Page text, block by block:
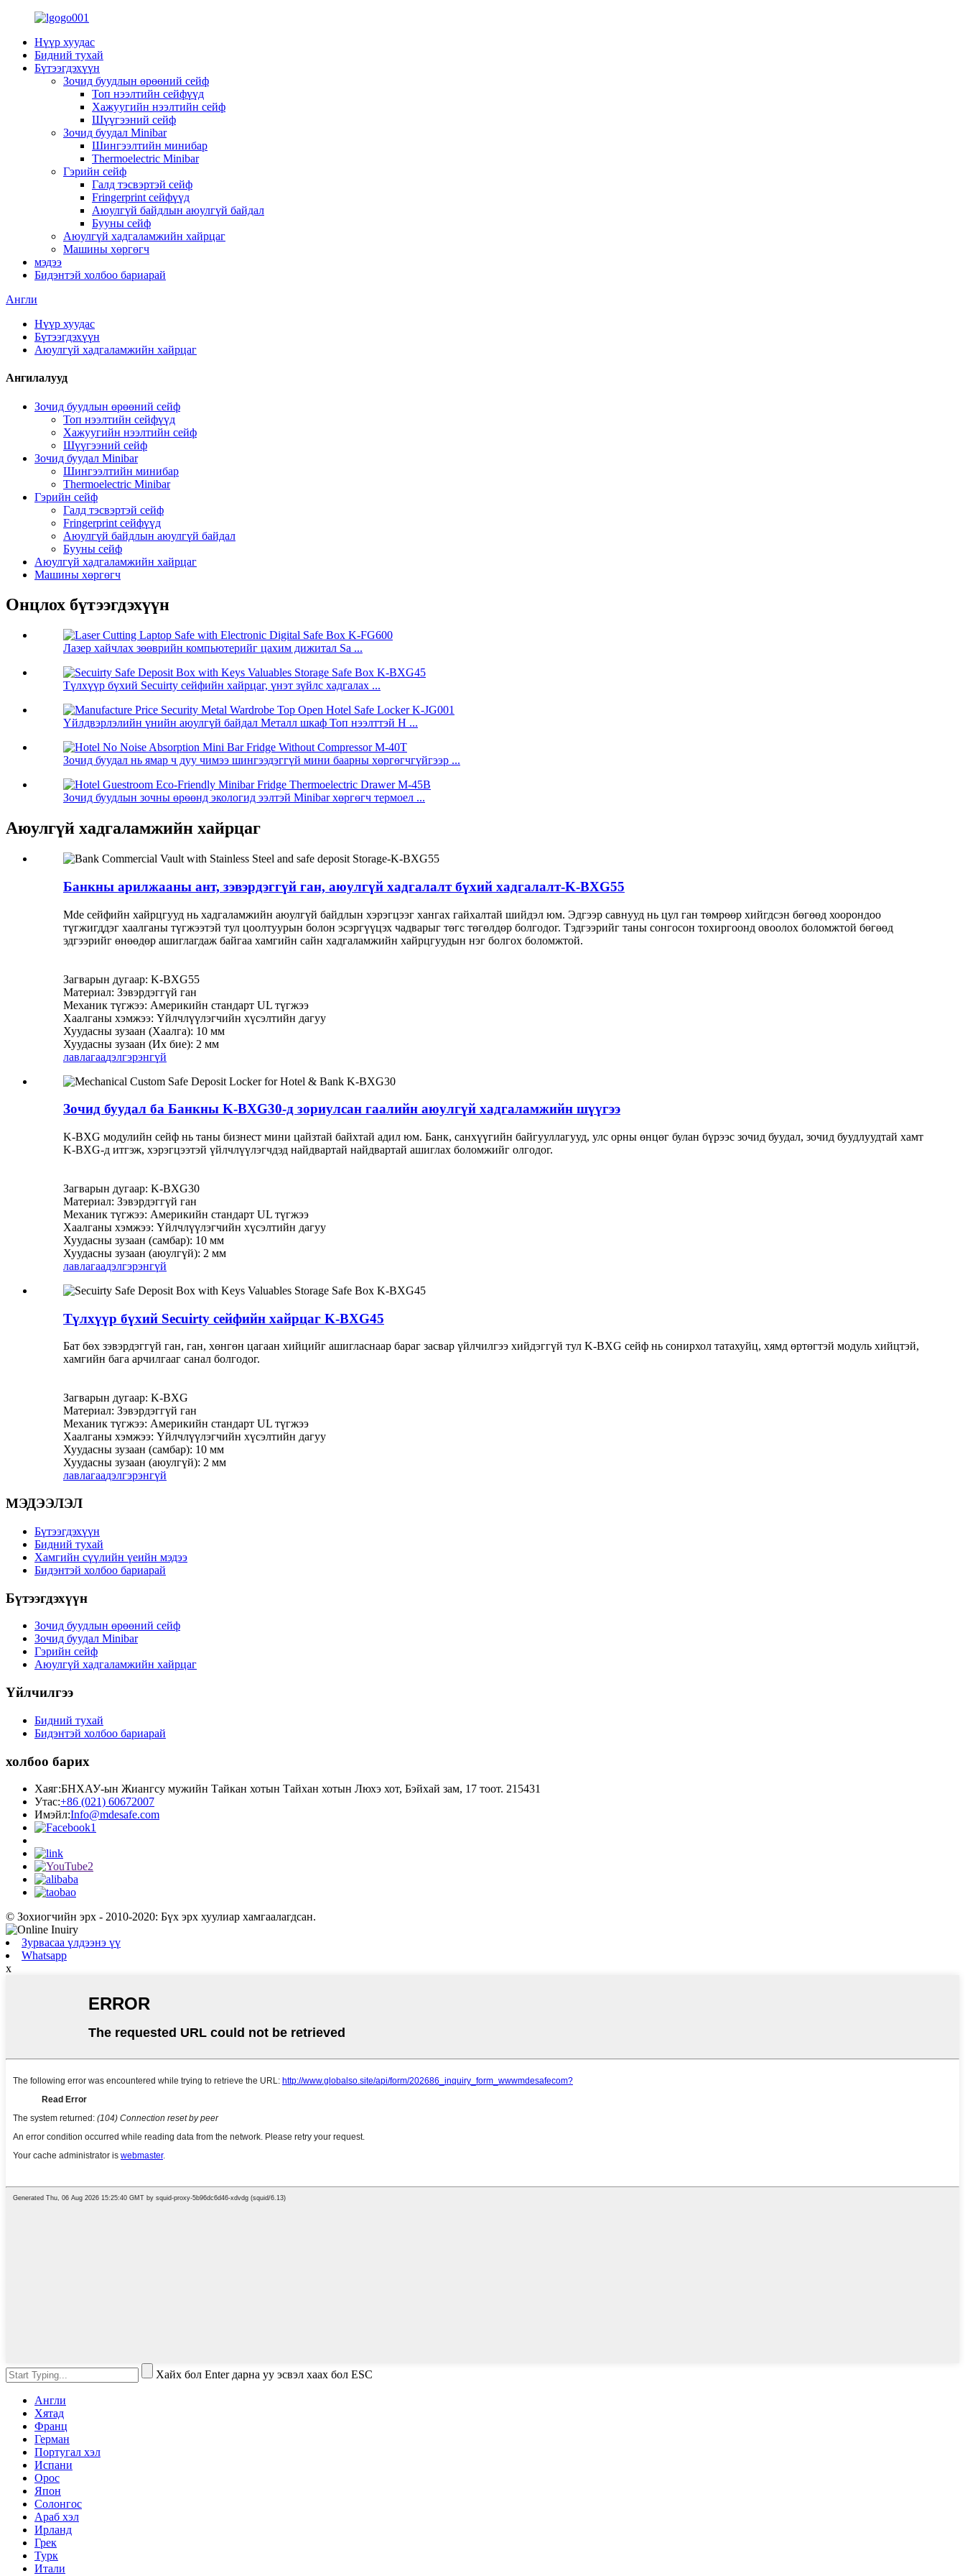
Нүүр хуудас
Бидний тухай
Бүтээгдэхүүн
Зочид буудлын өрөөний сейф
Топ нээлтийн сейфүүд
Хажуугийн нээлтийн сейф
Шүүгээний сейф
Зочид буудал Minibar
Шингээлтийн минибар
Thermoelectric Minibar
Гэрийн сейф
Галд тэсвэртэй сейф
Fringerprint сейфүүд
Аюулгүй байдлын аюулгүй байдал
Бууны сейф
Аюулгүй хадгаламжийн хайрцаг
Машины хөргөгч
мэдээ
Бидэнтэй холбоо бариарай
Англи
Нүүр хуудас
Бүтээгдэхүүн
Аюулгүй хадгаламжийн хайрцаг
Ангилалууд
Зочид буудлын өрөөний сейф
Топ нээлтийн сейфүүд
Хажуугийн нээлтийн сейф
Шүүгээний сейф
Зочид буудал Minibar
Шингээлтийн минибар
Thermoelectric Minibar
Гэрийн сейф
Галд тэсвэртэй сейф
Fringerprint сейфүүд
Аюулгүй байдлын аюулгүй байдал
Бууны сейф
Аюулгүй хадгаламжийн хайрцаг
Машины хөргөгч
Онцлох бүтээгдэхүүн
Лазер хайчлах зөөврийн компьютерийг цахим дижитал Sa ...
Түлхүүр бүхий Secuirty сейфийн хайрцаг, үнэт зүйлс хадгалах ...
Үйлдвэрлэлийн үнийн аюулгүй байдал Металл шкаф Топ нээлттэй H ...
Зочид буудал нь ямар ч дуу чимээ шингээдэггүй мини баарны хөргөгчгүйгээр ...
Зочид буудлын зочны өрөөнд экологид ээлтэй Minibar хөргөгч термоел ...
Аюулгүй хадгаламжийн хайрцаг
Банкны арилжааны ант, зэвэрдэггүй ган, аюулгүй хадгалалт бүхий хадгалалт-K-BXG55
Mde сейфийн хайрцгууд нь хадгаламжийн аюулгүй байдлын хэрэгцээг хангах гайхалтай шийдэл юм. Эдгээр савнууд нь цул ган төмрөөр хийгдсэн бөгөөд хоорондоо
түгжигддэг хаалганы түгжээтэй тул цоолтуурын болон эсэргүүцэх чадварыг төгс төгөлдөр болгодог. Тэдгээрийг таны сонгосон тохиргоонд овоолох боломжтой бөгөөд
эдгээрийг өнөөдөр ашиглагдаж байгаа хамгийн сайн хадгаламжийн хайрцгуудын нэг болгох боломжтой.
Загварын дугаар: K-BXG55
Материал: Зэвэрдэггүй ган
Механик түгжээ: Америкийн стандарт UL түгжээ
Хаалганы хэмжээ: Үйлчлүүлэгчийн хүсэлтийн дагуу
Хуудасны зузаан (Хаалга): 10 мм
Хуудасны зузаан (Их бие): 2 мм
лавлагаадэлгэрэнгүй
Зочид буудал ба Банкны K-BXG30-д зориулсан гаалийн аюулгүй хадгаламжийн шүүгээ
K-BXG модулийн сейф нь таны бизнест мини цайзтай байхтай адил юм. Банк, санхүүгийн байгууллагууд, улс орны өнцөг булан бүрээс зочид буудал, зочид буудлуудтай хамт
K-BXG-д итгэж, хэрэгцээтэй үйлчлүүлэгчдэд найдвартай найдвартай ашиглах боломжийг олгодог.
Загварын дугаар: K-BXG30
Материал: Зэвэрдэггүй ган
Механик түгжээ: Америкийн стандарт UL түгжээ
Хаалганы хэмжээ: Үйлчлүүлэгчийн хүсэлтийн дагуу
Хуудасны зузаан (самбар): 10 мм
Хуудасны зузаан (аюулгүй): 2 мм
лавлагаадэлгэрэнгүй
Түлхүүр бүхий Secuirty сейфийн хайрцаг K-BXG45
Бат бөх зэвэрдэггүй ган, ган, хөнгөн цагаан хийцийг ашигласнаар бараг засвар үйлчилгээ хийдэггүй тул K-BXG сейф нь сонирхол татахуйц, хямд өртөгтэй модуль хийцтэй,
хамгийн бага арчилгааг санал болгодог.
Загварын дугаар: K-BXG
Материал: Зэвэрдэггүй ган
Механик түгжээ: Америкийн стандарт UL түгжээ
Хаалганы хэмжээ: Үйлчлүүлэгчийн хүсэлтийн дагуу
Хуудасны зузаан (самбар): 10 мм
Хуудасны зузаан (аюулгүй): 2 мм
лавлагаадэлгэрэнгүй
МЭДЭЭЛЭЛ
Бүтээгдэхүүн
Бидний тухай
Хамгийн сүүлийн үеийн мэдээ
Бидэнтэй холбоо бариарай
Бүтээгдэхүүн
Зочид буудлын өрөөний сейф
Зочид буудал Minibar
Гэрийн сейф
Аюулгүй хадгаламжийн хайрцаг
Үйлчилгээ
Бидний тухай
Бидэнтэй холбоо бариарай
холбоо барих
Хаяг:БНХАУ-ын Жиангсу мужийн Тайкан хотын Тайхан хотын Люхэ хот, Бэйхай зам, 17 тоот. 215431
Утас:+86 (021) 60672007
Имэйл:Info@mdesafe.com
© Зохиогчийн эрх - 2010-2020: Бүх эрх хуулиар хамгаалагдсан.
Зурвасаа үлдээнэ үү
Whatsapp
x
Хайх бол Enter дарна уу эсвэл хаах бол ESC
Англи
Хятад
Франц
Герман
Португал хэл
Испани
Орос
Япон
Солонгос
Араб хэл
Ирланд
Грек
Турк
Итали